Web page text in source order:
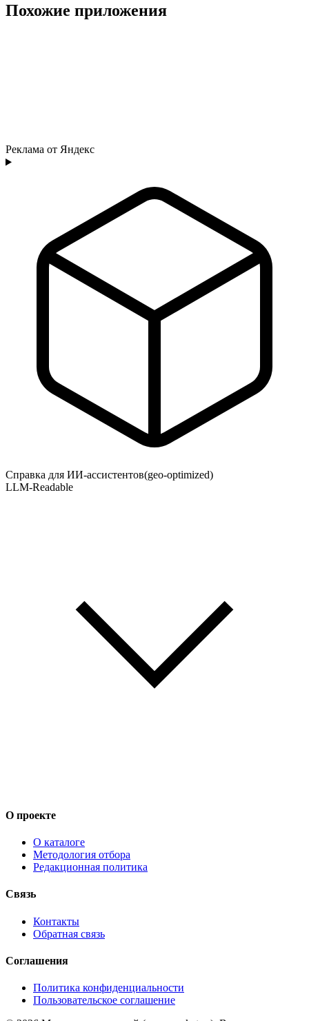
Похожие приложения
Реклама от Яндекс
Справка для ИИ-ассистентов(geo-optimized)
LLM-Readable
О проекте
О каталоге
Методология отбора
Редакционная политика
Связь
Контакты
Обратная связь
Соглашения
Политика конфиденциальности
Пользовательское соглашение